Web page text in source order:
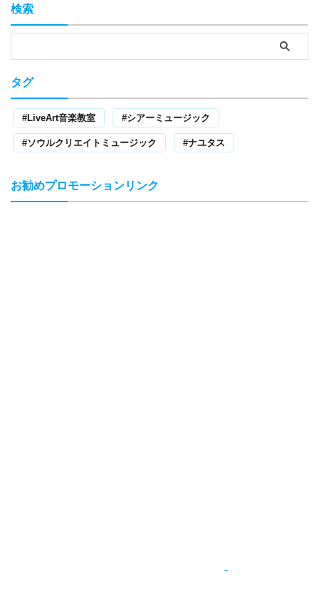
検索
タグ
LiveArt音楽教室 シアーミュージック
ソウルクリエイトミュージック ナユタス
お勧めプロモーションリンク